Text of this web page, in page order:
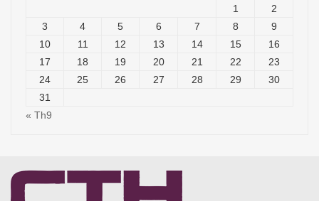
1
2
3
4 5 6 7 8
9
10
11 12 13 14 15
16
17
18 19 20 21 22
23
24
25 26 27 28 29
30
31
« Th9